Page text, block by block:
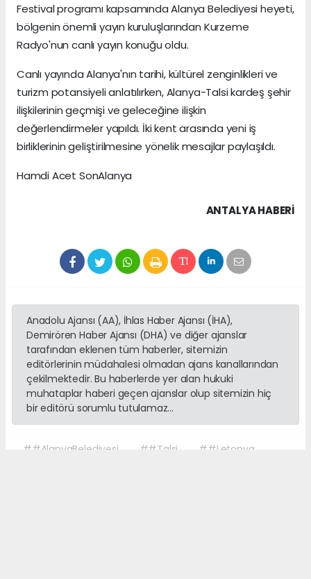
Festival programı kapsamında Alanya Belediyesi heyeti,
bölgenin önemli yayın kuruluşlarından Kurzeme
Radyo'nun canlı yayın konuğu oldu.
Canlı yayında Alanya'nın tarihi, kültürel zenginlikleri ve
turizm potansiyeli anlatılırken, Alanya-Talsi kardeş şehir
ilişkilerinin geçmişi ve geleceğine ilişkin
değerlendirmeler yapıldı. İki kent arasında yeni iş
birliklerinin geliştirilmesine yönelik mesajlar paylaşıldı.
Hamdi Acet SonAlanya
ANTALYA HABERİ
Anadolu Ajansı (AA), İhlas Haber Ajansı (İHA),
Demirören Haber Ajansı (DHA) ve diğer ajanslar
tarafından eklenen tüm haberler, sitemizin
editörlerinin müdahalesi olmadan ajans kanallarından
çekilmektedir. Bu haberlerde yer alan hukuki
muhataplar haberi geçen ajanslar olup sitemizin hiç
bir editörü sorumlu tutulamaz...
##AlanyaBelediyesi ##Talsi
##Letonya